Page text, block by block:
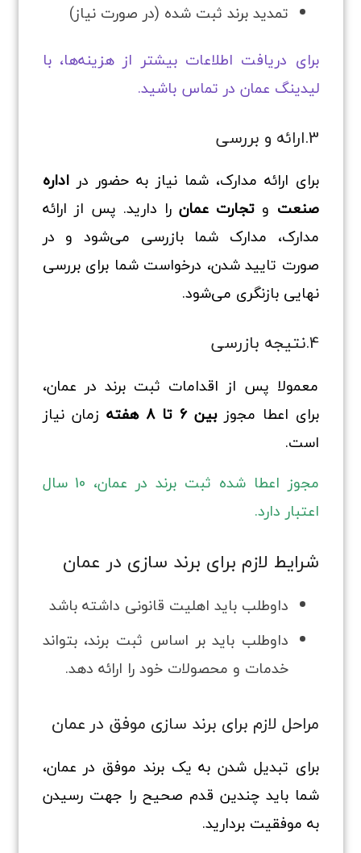
تمدید برند ثبت شده (در صورت نیاز)
برای دریافت اطلاعات بیشتر از هزینه‌ها، با
لیدینگ عمان در تماس باشید.
3.ارائه و بررسی
برای ارائه مدارک، شما نیاز به حضور دراداره
صنعت و تجارت عمانرا دارید. پس از ارائه
مدارک، مدارک شما بازرسی می‌شود و در
صورت تایید شدن، درخواست شما برای بررسی
نهایی بازنگری می‌شود.
4.نتیجه بازرسی
معمولا پس از اقدامات ثبت برند در عمان،
برای اعطا مجوزبین 6 تا 8 هفته
زمان نیاز
است.
مجوز اعطا شده ثبت برند در عمان، 10 سال
اعتبار دارد.
شرایط لازم برای برند سازی در عمان
داوطلب باید اهلیت قانونی داشته باشد
داوطلب باید بر اساس ثبت برند، بتواند
خدمات و محصولات خود را ارائه دهد.
مراحل لازم برای برند سازی موفق در عمان
برای تبدیل شدن به یک برند موفق در عمان،
شما باید چندین قدم صحیح را جهت رسیدن
به موفقیت بردارید.